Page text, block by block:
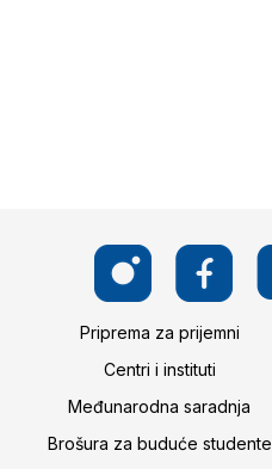
Priprema za prijemni
Centri i instituti
Međunarodna saradnja
Brošura za buduće studente